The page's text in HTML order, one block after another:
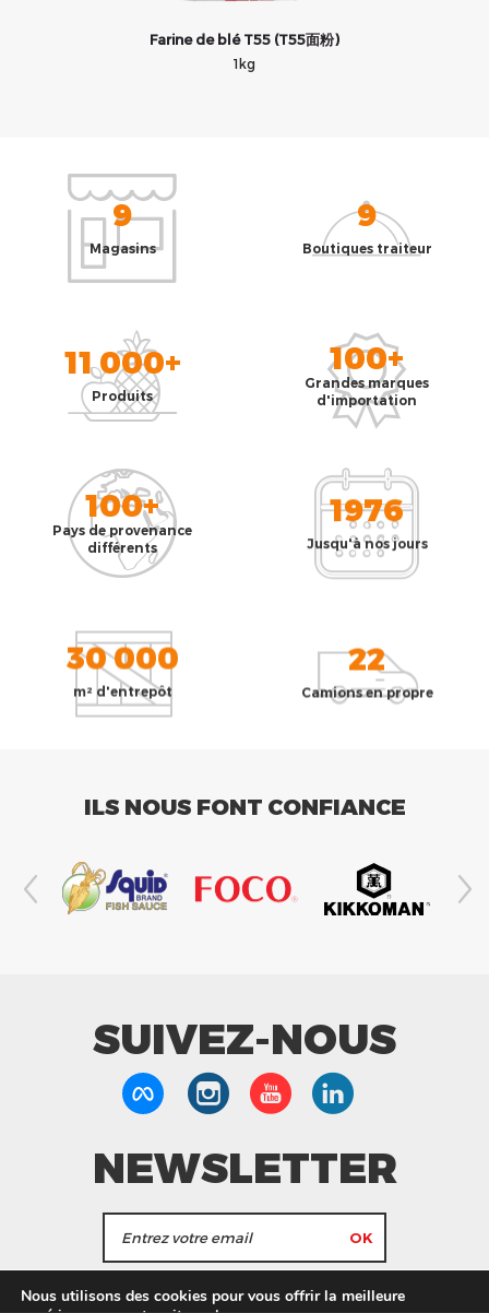
Farine de blé T55 (T55面粉)
1kg
9
Magasins
9
Boutiques traiteur
11 000+
Produits
100+
Grandes marques
d'importation
100+
Pays de provenance
différents
1976
Jusqu'à nos jours
30 000
m² d'entrepôt
22
Camions en propre
ILS NOUS FONT CONFIANCE
SUIVEZ-NOUS
NEWSLETTER
J'accepte de recevoir les actualités et les
Nous utilisons des cookies pour vous offrir la meilleure